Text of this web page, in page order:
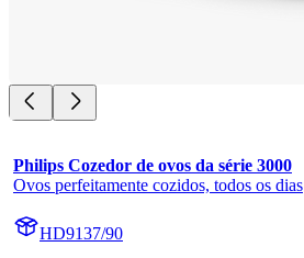
Philips Cozedor de ovos da série 3000
Ovos perfeitamente cozidos, todos os dias
HD9137/90